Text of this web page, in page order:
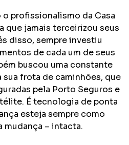
profissionalismo da Casa
que jamais terceirizou seus
disso, sempre investiu
de cada um de seus
buscou uma constante
frota de caminhões, que
pela Porto Seguros e
É tecnologia de ponta
esteja sempre como
mudança – intacta.